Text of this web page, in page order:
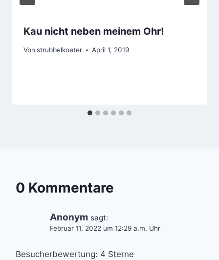
Kau nicht neben meinem Ohr!
Von strubbelkoeter April 1, 2019
0 Kommentare
Anonym sagt:
Februar 11, 2022 um 12:29 a.m. Uhr
Besucherbewertung: 4 Sterne